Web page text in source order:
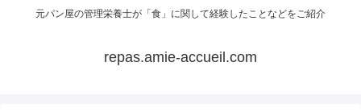
元パン屋の管理栄養士が「食」に関して経験したことなどをご紹介
repas.amie-accueil.com